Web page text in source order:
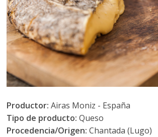
Productor: Airas Moniz - España
Tipo de producto:Queso
Procedencia/Origen: Chantada (Lugo)